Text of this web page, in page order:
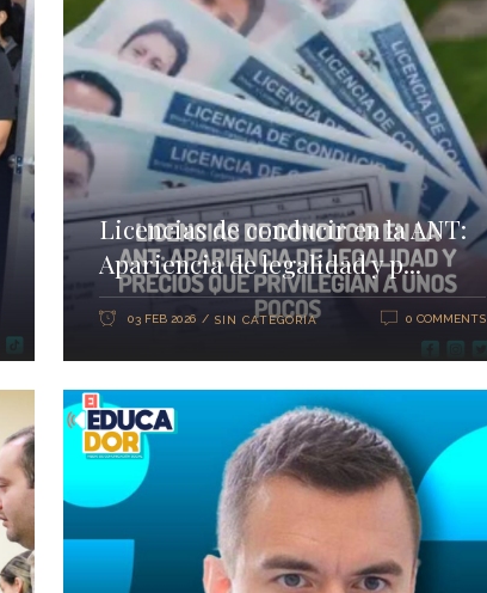
Licencias de conducir en la ANT:
Apariencia de legalidad y p...
03 FEB 2026 SIN CATEGORÍA 0 COMMENTS